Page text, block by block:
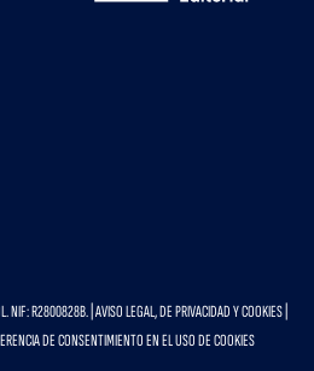
NIF: R2800828B. | AVISO LEGAL, DE PRIVACIDAD Y COOKIES
DE CONSENTIMIENTO EN EL USO DE COOKIES